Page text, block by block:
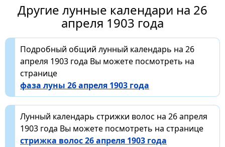
Другие лунные календари на 26
апреля 1903 года
Подробный общий лунный календарь на 26
апреля 1903 года Вы можете посмотреть на
странице
фаза луны 26 апреля 1903 года
Лунный календарь стрижки волос на 26 апреля
1903 года Вы можете посмотреть на странице
стрижка волос 26 апреля 1903 года